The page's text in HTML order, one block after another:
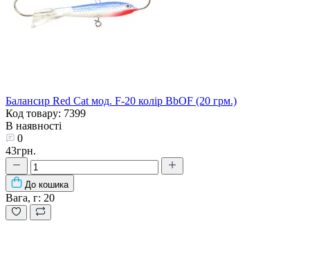
Балансир Red Cat мод. F-20 колір BbOF (20 грм.)
Код товару: 7399
В наявності
0
43грн.
До кошика
Вага, г: 20